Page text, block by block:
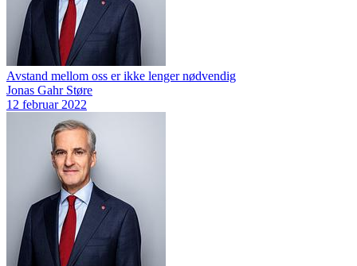
Avstand mellom oss er ikke lenger nødvendig
Jonas Gahr Støre
12 februar 2022